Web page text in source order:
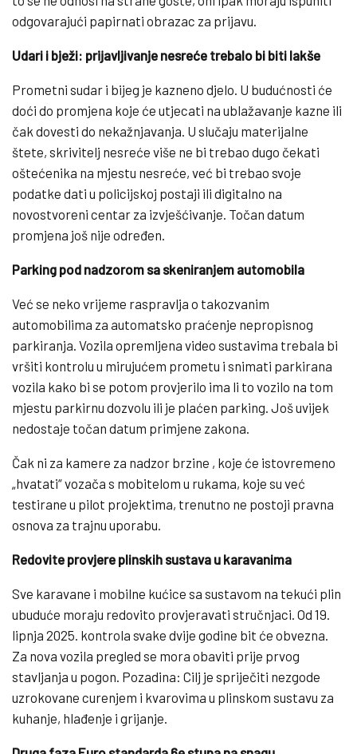
odgovarajući papirnati obrazac za prijavu.
Udari i bježi: prijavljivanje nesreće trebalo bi biti lakše
Prometni sudar i bijeg je kazneno djelo. U budućnosti će
doći do promjena koje će utjecati na ublažavanje kazne ili
čak dovesti do nekažnjavanja. U slučaju materijalne
štete, skrivitelj nesreće više ne bi trebao dugo čekati
oštećenika na mjestu nesreće, već bi trebao svoje
podatke dati u policijskoj postaji ili digitalno na
novostvoreni centar za izvješćivanje. Točan datum
promjena još nije određen.
Parking pod nadzorom sa skeniranjem automobila
Već se neko vrijeme raspravlja o takozvanim
automobilima za automatsko praćenje nepropisnog
parkiranja. Vozila opremljena video sustavima trebala bi
vršiti kontrolu u mirujućem prometu i snimati parkirana
vozila kako bi se potom provjerilo ima li to vozilo na tom
mjestu parkirnu dozvolu ili je plaćen parking. Još uvijek
nedostaje točan datum primjene zakona.
Čak ni za kamere za nadzor brzine , koje će istovremeno
„hvatati“ vozača s mobitelom u rukama, koje su već
testirane u pilot projektima, trenutno ne postoji pravna
osnova za trajnu uporabu.
Redovite provjere plinskih sustava u karavanima
Sve karavane i mobilne kućice sa sustavom na tekući plin
ubuduće moraju redovito provjeravati stručnjaci. Od 19.
lipnja 2025. kontrola svake dvije godine bit će obvezna.
Za nova vozila pregled se mora obaviti prije prvog
stavljanja u pogon. Pozadina: Cilj je spriječiti nezgode
uzrokovane curenjem i kvarovima u plinskom sustavu za
kuhanje, hlađenje i grijanje.